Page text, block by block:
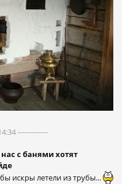
-------------
с банями хотят
искры летели из трубы...